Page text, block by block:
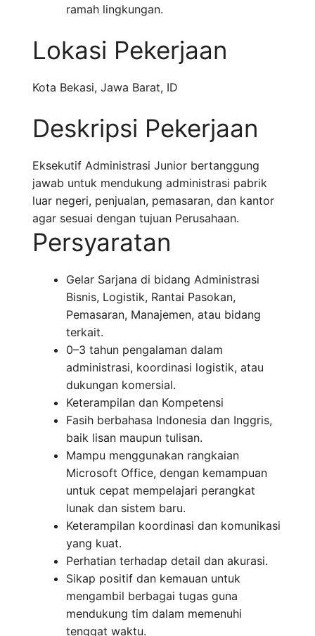
ramah lingkungan.
Lokasi Pekerjaan
Kota Bekasi, Jawa Barat, ID
Deskripsi Pekerjaan
Eksekutif Administrasi Junior bertanggung
jawab untuk mendukung administrasi pabrik
luar negeri, penjualan, pemasaran, dan kantor
agar sesuai dengan tujuan Perusahaan.
Persyaratan
Gelar Sarjana di bidang Administrasi
Bisnis, Logistik, Rantai Pasokan,
Pemasaran, Manajemen, atau bidang
terkait.
0–3 tahun pengalaman dalam
administrasi, koordinasi logistik, atau
dukungan komersial.
Keterampilan dan Kompetensi
Fasih berbahasa Indonesia dan Inggris,
baik lisan maupun tulisan.
Mampu menggunakan rangkaian
Microsoft Office, dengan kemampuan
untuk cepat mempelajari perangkat
lunak dan sistem baru.
Keterampilan koordinasi dan komunikasi
yang kuat.
Perhatian terhadap detail dan akurasi.
Sikap positif dan kemauan untuk
mengambil berbagai tugas guna
mendukung tim dalam memenuhi
tenggat waktu.